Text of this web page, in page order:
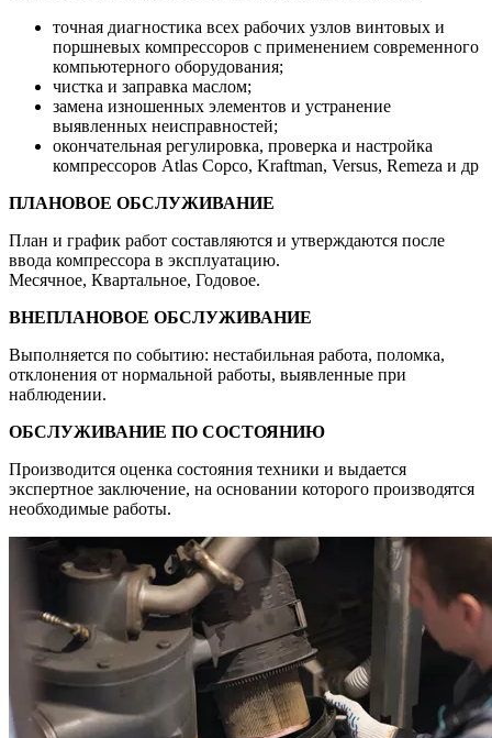
точная диагностика всех рабочих узлов винтовых и
поршневых компрессоров с применением современного
компьютерного оборудования;
чистка и заправка маслом;
замена изношенных элементов и устранение
выявленных неисправностей;
окончательная регулировка, проверка и настройка
компрессоров Atlas Copco, Kraftman, Versus, Remeza и др
ПЛАНОВОЕ ОБСЛУЖИВАНИЕ
План и график работ составляются и утверждаются после
ввода компрессора в эксплуатацию.
Месячное, Квартальное, Годовое.
ВНЕПЛАНОВОЕ ОБСЛУЖИВАНИЕ
Выполняется по событию: нестабильная работа, поломка,
отклонения от нормальной работы, выявленные при
наблюдении.
ОБСЛУЖИВАНИЕ ПО СОСТОЯНИЮ
Производится оценка состояния техники и выдается
экспертное заключение, на основании которого производятся
необходимые работы.